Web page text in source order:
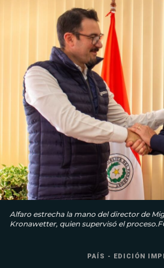
Alfaro estrecha la mano del director de
Kronawetter, quien supervisó el
PAÍS - EDICIÓN